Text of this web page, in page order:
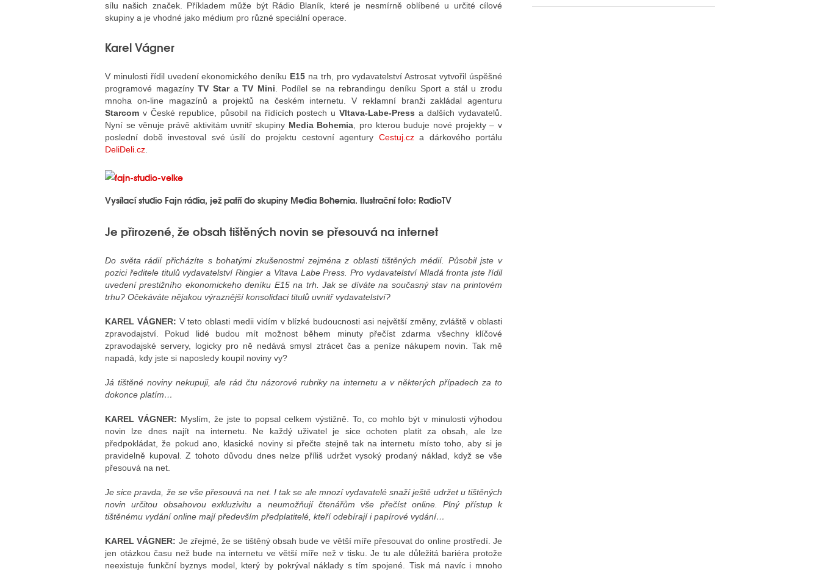
sílu našich značek. Příkladem může být Rádio Blaník, které je nesmírně oblíbené u určité cílové
skupiny a je vhodné jako médium pro různé speciální operace.
Karel Vágner
V minulosti řídil uvedení ekonomického deníku E15 na trh, pro vydavatelství Astrosat vytvořil úspěšné
programové magazínyTV StaraTV Mini . Podílel se na rebrandingu deníku Sport a stál u zrodu
mnoha on-line magazínů a projektů na českém internetu. V reklamní branži zakládal agenturu
Starcom v České republice, působil na řídících postech uVltava-Labe-Press a dalších vydavatelů.
Nyní se věnuje právě aktivitám uvnitř skupiny Media Bohemia , pro kterou buduje nové projekty – v
poslední době investoval své úsilí do projektu cestovní agentury Cestuj.cza dárkového portálu
DeliDeli.cz
Vysílací studio Fajn rádia, jež patří do skupiny Media Bohemia. Ilustrační foto: RadioTV
Je přirozené, že obsah tištěných novin se přesouvá na internet
Do světa rádií přicházíte s bohatými zkušenostmi zejména z oblasti tištěných médií. Působil jste v
pozici ředitele titulů vydavatelství Ringier a Vltava Labe Press. Pro vydavatelství Mladá fronta jste řídil
uvedení prestižního ekonomickeho deníku E15 na trh. Jak se díváte na současný stav na printovém
trhu? Očekáváte nějakou výraznější konsolidaci titulů uvnitř vydavatelství?
KAREL VÁGNER: V teto oblasti medii vidím v blízké budoucnosti asi největší změny, zvláště v oblasti
zpravodajství. Pokud lidé budou mít možnost během minuty přečíst zdarma všechny klíčové
zpravodajské servery, logicky pro ně nedává smysl ztrácet čas a peníze nákupem novin. Tak mě
napadá, kdy jste si naposledy koupil noviny vy?
Já tištěné noviny nekupuji, ale rád čtu názorové rubriky na internetu a v některých případech za to
dokonce platím…
KAREL VÁGNER: Myslím, že jste to popsal celkem výstižně. To, co mohlo být v minulosti výhodou
novin lze dnes najít na internetu. Ne každý uživatel je sice ochoten platit za obsah, ale lze
předpokládat, že pokud ano, klasické noviny si přečte stejně tak na internetu místo toho, aby si je
pravidelně kupoval. Z tohoto důvodu dnes nelze příliš udržet vysoký prodaný náklad, když se vše
přesouvá na net.
Je sice pravda, že se vše přesouvá na net. I tak se ale mnozí vydavatelé snaží ještě udržet u tištěných
novin určitou obsahovou exkluzivitu a neumožňují čtenářům vše přečíst online. Plný přístup k
tištěnému vydání online mají především předplatitelé, kteří odebírají i papírové vydání…
KAREL VÁGNER: Je zřejmé, že se tištěný obsah bude ve větší míře přesouvat do online prostředí. Je
jen otázkou času než bude na internetu ve větší míře než v tisku. Je tu ale důležitá bariéra protože
neexistuje funkční byznys model, který by pokrýval náklady s tím spojené. Tisk má navíc i mnoho